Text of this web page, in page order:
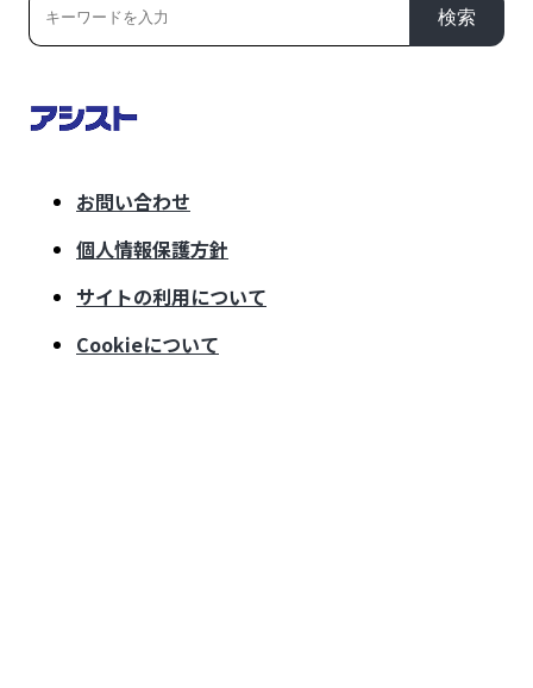
検索
お問い合わせ
個人情報保護方針
サイトの利用について
Cookieについて